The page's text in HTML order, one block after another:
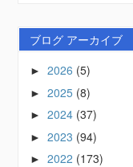
ブログ アーカイブ
►2026 (5)
►2025 (8)
►2024 (37)
►2023 (94)
►2022 (173)